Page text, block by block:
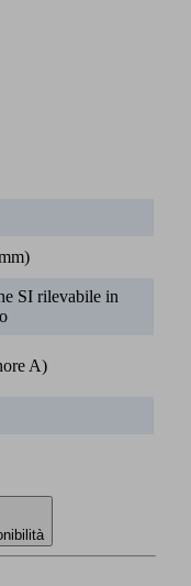
SI rilevabile in
A)